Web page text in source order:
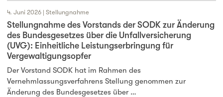
4. Juni 2026 | Stellungnahme
Stellungnahme des Vorstands der SODK zur Änderung
des Bundesgesetzes über die Unfallversicherung
(UVG): Einheitliche Leistungserbringung für
Vergewaltigungsopfer
Der Vorstand SODK hat im Rahmen des
Vernehmlassungsverfahrens Stellung genommen zur
Änderung des Bundesgesetzes über …